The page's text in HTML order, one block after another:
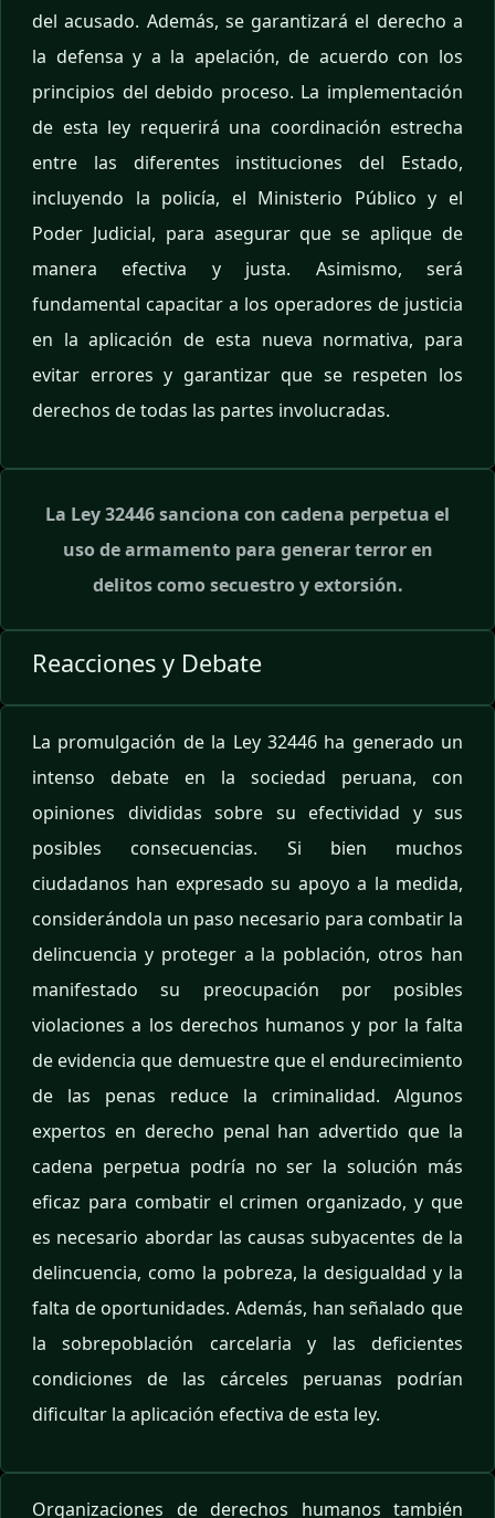
del acusado. Además, se garantizará el derecho a
la defensa y a la apelación, de acuerdo con los
principios del debido proceso. La implementación
de esta ley requerirá una coordinación estrecha
entre las diferentes instituciones del Estado,
incluyendo la policía, el Ministerio Público y el
Poder Judicial, para asegurar que se aplique de
manera efectiva y justa. Asimismo, será
fundamental capacitar a los operadores de justicia
en la aplicación de esta nueva normativa, para
evitar errores y garantizar que se respeten los
derechos de todas las partes involucradas.
La Ley 32446 sanciona con cadena perpetua el
uso de armamento para generar terror en
delitos como secuestro y extorsión.
Reacciones y Debate
La promulgación de la Ley 32446 ha generado un
intenso debate en la sociedad peruana, con
opiniones divididas sobre su efectividad y sus
posibles consecuencias. Si bien muchos
ciudadanos han expresado su apoyo a la medida,
considerándola un paso necesario para combatir la
delincuencia y proteger a la población, otros han
manifestado su preocupación por posibles
violaciones a los derechos humanos y por la falta
de evidencia que demuestre que el endurecimiento
de las penas reduce la criminalidad. Algunos
expertos en derecho penal han advertido que la
cadena perpetua podría no ser la solución más
eficaz para combatir el crimen organizado, y que
es necesario abordar las causas subyacentes de la
delincuencia, como la pobreza, la desigualdad y la
falta de oportunidades. Además, han señalado que
la sobrepoblación carcelaria y las deficientes
condiciones de las cárceles peruanas podrían
dificultar la aplicación efectiva de esta ley.
Organizaciones de derechos humanos también